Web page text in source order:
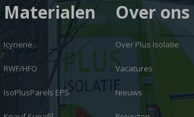
Materialen
Icynene
RWF/HFO
IsoPlusParels EPS
Over ons
Over Plus Isolatie
Vacatures
Nieuws